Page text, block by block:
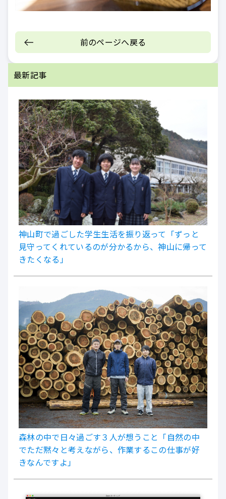
前のページへ戻る
最新記事
神山町で過ごした学生生活を振り返って「ずっと
見守ってくれているのが分かるから、神山に帰って
きたくなる」
森林の中で日々過ごす３人が想うこと「自然の中
でただ黙々と考えながら、作業するこの仕事が好
きなんですよ」